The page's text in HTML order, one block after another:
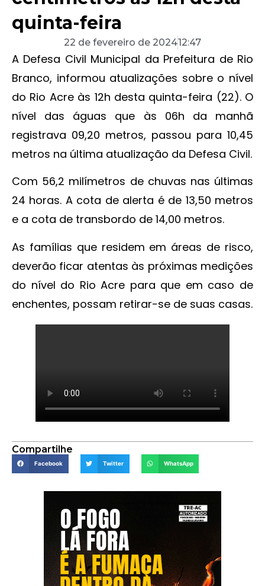
quinta-feira
22 de fevereiro de 202412:47
A Defesa Civil Municipal da Prefeitura de Rio
Branco, informou atualizações sobre o nível
do Rio Acre às 12h desta quinta-feira (22). O
nível das águas que às 06h da manhã
registrava 09,20 metros, passou para 10,45
metros na última atualização da Defesa Civil.
Com 56,2 milímetros de chuvas nas últimas
24 horas. A cota de alerta é de 13,50 metros
e a cota de transbordo de 14,00 metros.
As famílias que residem em áreas de risco,
deverão ficar atentas às próximas medições
do nível do Rio Acre para que em caso de
enchentes, possam retirar-se de suas casas.
Compartilhe
Facebook Twitter WhatsApp